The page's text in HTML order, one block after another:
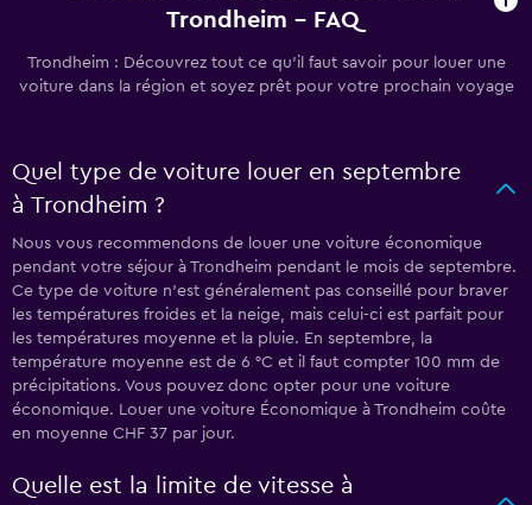
Trondheim - FAQ
Trondheim : Découvrez tout ce qu’il faut savoir pour louer une
voiture dans la région et soyez prêt pour votre prochain voyage
Quel type de voiture louer en septembre
à Trondheim ?
Nous vous recommendons de louer une voiture économique
pendant votre séjour à Trondheim pendant le mois de septembre.
Ce type de voiture n’est généralement pas conseillé pour braver
les températures froides et la neige, mais celui-ci est parfait pour
les températures moyenne et la pluie. En septembre, la
température moyenne est de 6 °C et il faut compter 100 mm de
précipitations. Vous pouvez donc opter pour une voiture
économique. Louer une voiture Économique à Trondheim coûte
en moyenne CHF 37 par jour.
Quelle est la limite de vitesse à